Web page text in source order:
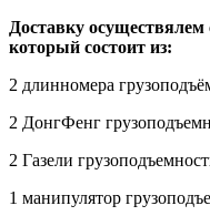
Доставку
который состоит из:
2 длинномера
2 ДонгФенг
2 Газели
1 манипулятор